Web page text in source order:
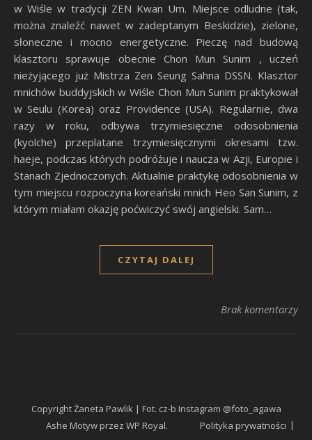
w Wiśle w tradycji ZEN Kwan Um. Miejsce odludne (tak,
można znaleźć nawet w zadeptanym Beskidzie), zielone,
słoneczne i mocno energetyczne. Pieczę nad budową
klasztoru sprawuje obecnie Chon Mun Sunim , uczeń
nieżyjącego już Mistrza Zen Seung Sahna DSSN. Klasztor
mnichów buddyjskich w Wiśle Chon Mun Sunim praktykował
w Seulu (Korea) oraz Providence (USA). Regularnie, dwa
razy w roku, odbywa trzymiesięczne odosobnienia
(kyolche) przeplatane trzymiesięcznymi okresami tzw.
haeje, podczas których podróżuje i naucza w Azji, Europie i
Stanach Zjednoczonych. Aktualnie praktykę odosobnienia w
tym miejscu rozpoczyna koreański mnich Heo San Sunim, z
którym miałam okazję poćwiczyć swój angielski. Sam…
CZYTAJ DALEJ
Brak komentarzy
Copyright Żaneta Pawlik | Fot. cz-b Instagram @foto_agawa
Polityka prywatności
Ashe Motyw przez WP Royal.